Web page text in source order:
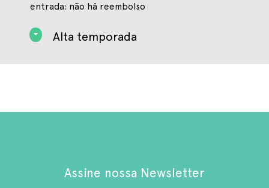
entrada: não há reembolso
Alta temporada
Assine nossa Newsletter